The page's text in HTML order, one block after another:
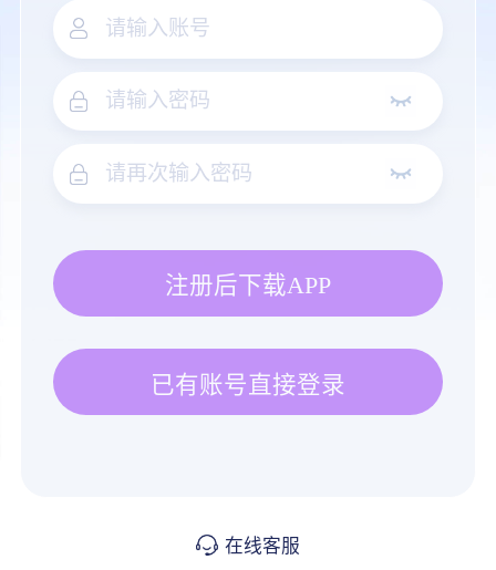
注册后下载APP
已有账号直接登录
在线客服